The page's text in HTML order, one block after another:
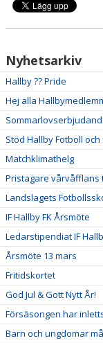
Nyhetsarkiv
Hallby ?? Pride
Hej alla
Stöd Hallby Fotboll
Matchklimathelg
Pristagare vårvåfflans
Landslagets
IF Hallby FK Årsmöte
Ledarstipendiat IF
Årsmöte 13 mars
Fritidskortet
God Jul & Gott Nytt År!
Försäsongen har
Barn och ungdomar